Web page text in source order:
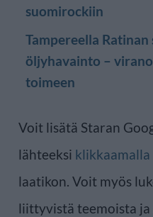
suomirockiin
Tampereella Ratinan
öljyhavainto –
toimeen
Voit lisätä Staran
lähteeksi klikkaamalla
laatikon. Voit myös
liittyvistä teemoista ja